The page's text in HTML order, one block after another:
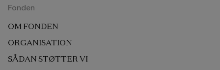
Fonden
OM FONDEN
ORGANISATION
SÅDAN STØTTER VI